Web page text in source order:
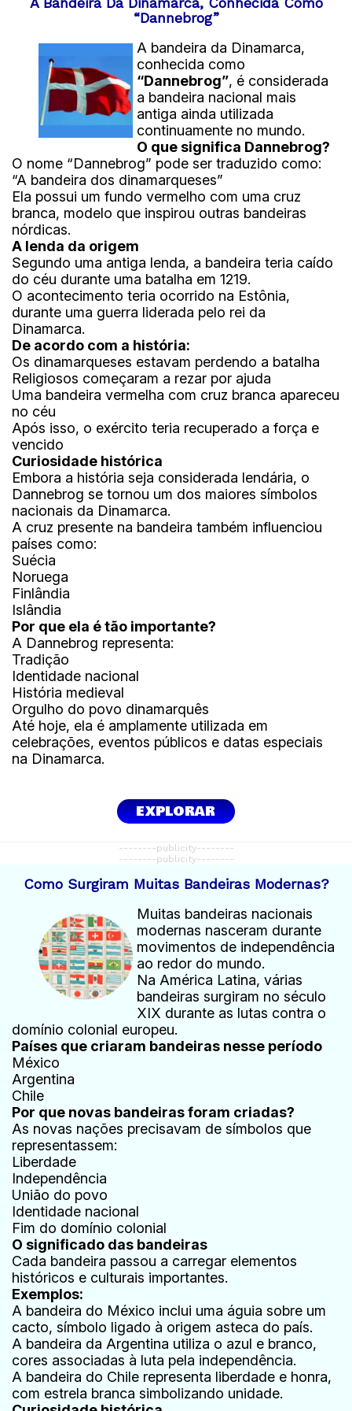
bandeira oficial com cores e símbolos cheios de
Evitar ataques de navios aliados
Demonstrar domínio marítimo
Curiosidade histórica
As embarcações portuguesas costumavam
carregar símbolos religiosos nas bandeiras,
refletindo a forte influência do cristianismo
durante as navegações.
Como isso influenciou as bandeiras atuais?
Com o crescimento do comércio marítimo e das
explorações, as bandeiras começaram a
representar oficialmente os países, dando origem
às bandeiras nacionais modernas que
conhecemos hoje.
“Dannebrog”
A bandeira da Dinamarca,
conhecida como
“Dannebrog”, é considerada
a bandeira nacional mais
antiga ainda utilizada
continuamente no mundo.
O que significa Dannebrog?
O nome “Dannebrog” pode ser traduzido como:
“A bandeira dos dinamarqueses”
Ela possui um fundo vermelho com uma cruz
branca, modelo que inspirou outras bandeiras
nórdicas.
A lenda da origem
Segundo uma antiga lenda, a bandeira teria caído
do céu durante uma batalha em 1219.
O acontecimento teria ocorrido na Estônia,
durante uma guerra liderada pelo rei da
Dinamarca.
De acordo com a história:
Os dinamarqueses estavam perdendo a batalha
Religiosos começaram a rezar por ajuda
Uma bandeira vermelha com cruz branca apareceu
no céu
Após isso, o exército teria recuperado a força e
vencido
Curiosidade histórica
Embora a história seja considerada lendária, o
Dannebrog se tornou um dos maiores símbolos
nacionais da Dinamarca.
A cruz presente na bandeira também influenciou
países como:
Suécia
Noruega
Finlândia
Islândia
Por que ela é tão importante?
A Dannebrog representa:
Tradição
Identidade nacional
História medieval
Orgulho do povo dinamarquês
Até hoje, ela é amplamente utilizada em
celebrações, eventos públicos e datas especiais
na Dinamarca.
EXPLORAR
--------publicity--------
--------publicity--------
Como Surgiram Muitas Bandeiras Modernas?
Muitas bandeiras nacionais
modernas nasceram durante
movimentos de independência
ao redor do mundo.
Na América Latina, várias
bandeiras surgiram no século
XIX durante as lutas contra o
domínio colonial europeu.
Países que criaram bandeiras nesse período
México
Argentina
Chile
Por que novas bandeiras foram criadas?
As novas nações precisavam de símbolos que
representassem:
Liberdade
Independência
União do povo
Identidade nacional
Fim do domínio colonial
O significado das bandeiras
Cada bandeira passou a carregar elementos
históricos e culturais importantes.
Exemplos:
A bandeira do México inclui uma águia sobre um
cacto, símbolo ligado à origem asteca do país.
A bandeira da Argentina utiliza o azul e branco,
cores associadas à luta pela independência.
A bandeira do Chile representa liberdade e honra,
com estrela branca simbolizando unidade.